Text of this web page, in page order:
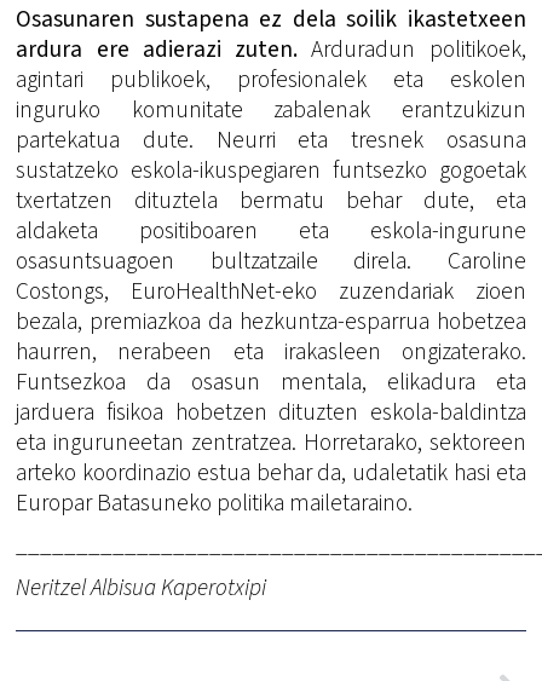
Osasunaren sustapena ez dela soilik ikastetxeen
ardura ere adierazi zuten. Arduradun politikoek,
agintari publikoek, profesionalek eta eskolen
inguruko komunitate zabalenak erantzukizun
partekatua dute. Neurri eta tresnek osasuna
sustatzeko eskola-ikuspegiaren funtsezko gogoetak
txertatzen dituztela bermatu behar dute, eta
aldaketa positiboaren eta eskola-ingurune
osasuntsuagoen bultzatzaile direla. Caroline
Costongs, EuroHealthNet-eko zuzendariak zioen
bezala, premiazkoa da hezkuntza-esparrua hobetzea
haurren, nerabeen eta irakasleen ongizaterako.
Funtsezkoa da osasun mentala, elikadura eta
jarduera fisikoa hobetzen dituzten eskola-baldintza
eta inguruneetan zentratzea. Horretarako, sektoreen
arteko koordinazio estua behar da, udaletatik hasi eta
Europar Batasuneko politika mailetaraino.
Neritzel Albisua Kaperotxipi